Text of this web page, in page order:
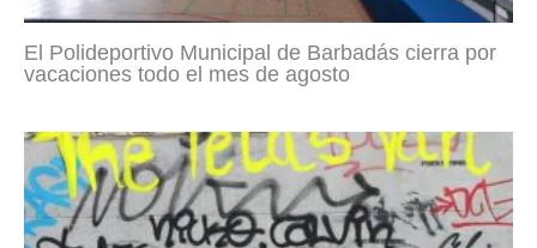
El Polideportivo Municipal de Barbadás cierra por
vacaciones todo el mes de agosto